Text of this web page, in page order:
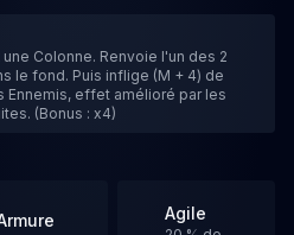
Colonne. Renvoie l'un des 2
le fond. Puis inflige (M + 4) de
Ennemis, effet amélioré par les
(Bonus : x4)
Agile